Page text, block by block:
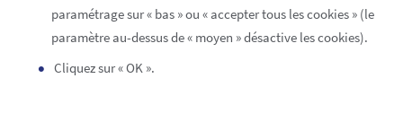
paramétrage sur « bas » ou « accepter tous les cookies » (le
paramètre au-dessus de « moyen » désactive les cookies).
Cliquez sur « OK ».